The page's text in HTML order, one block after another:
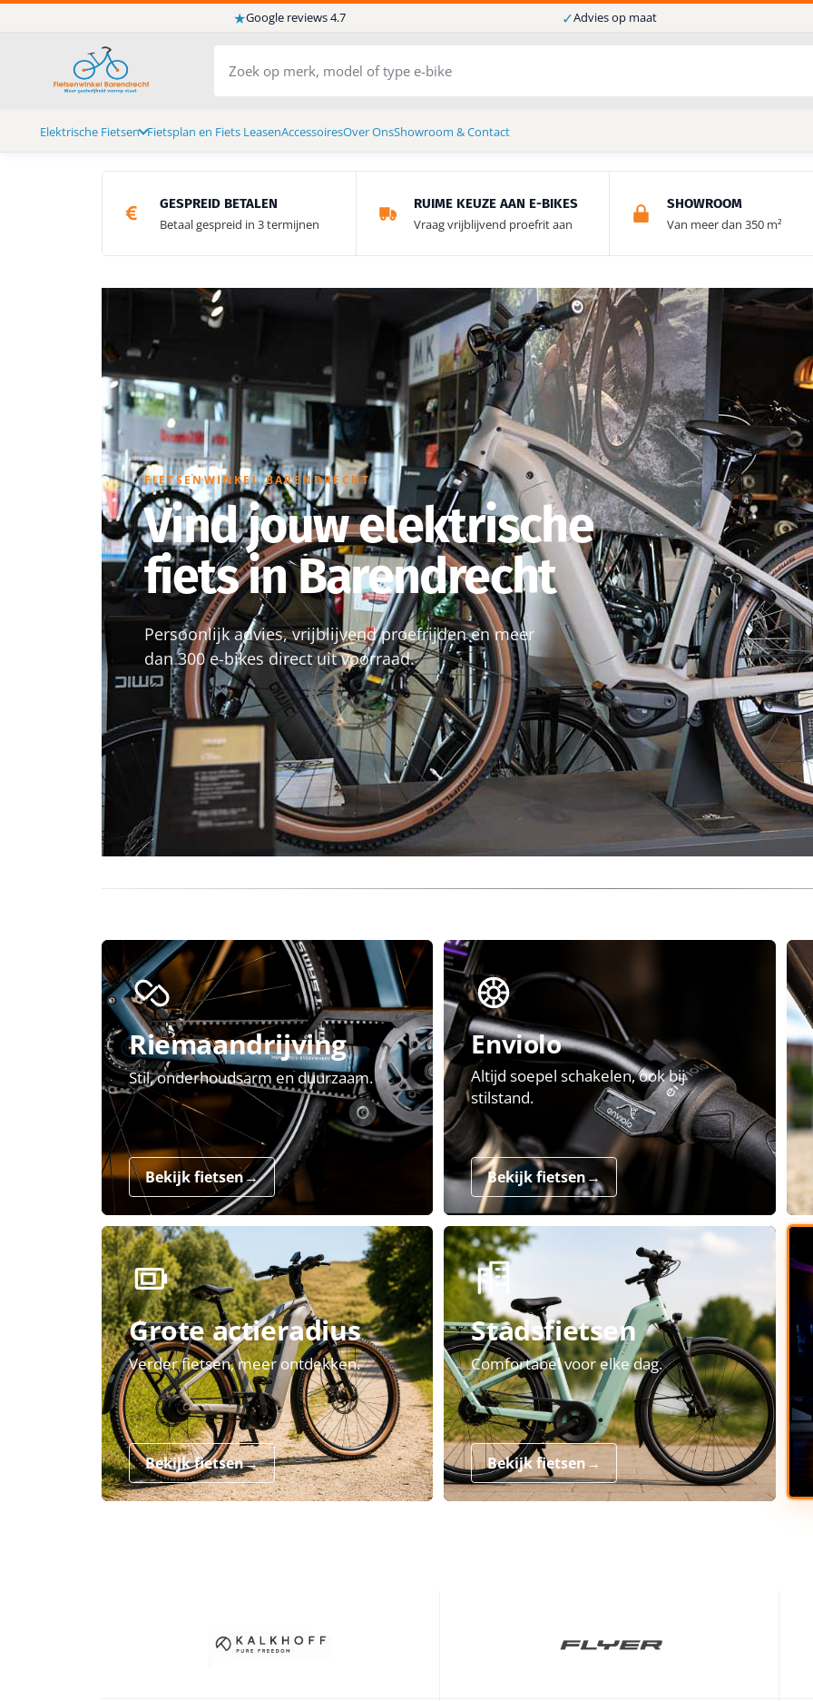
★Google reviews 4.7 ✓Advies op maat
Elektrische Fietsen Fietsplan en Fiets LeasenAccessoiresOver OnsShowroom & Contact
GESPREID BETALEN
Betaal gespreid in 3 termijnen
RUIME KEUZE AAN E-BIKES
Vraag vrijblijvend proefrit aan
SHOWROOM
Van meer dan 350 m²
FIETSENWINKEL BARENDRECHT
Vind jouw elektrische
fiets in Barendrecht
Persoonlijk advies, vrijblijvend proefrijden en meer
dan 300 e-bikes direct uit voorraad.
Riemaandrijving
Stil, onderhoudsarm en duurzaam.
Bekijk fietsen→
Enviolo
Altijd soepel schakelen, ook bij
stilstand.
Bekijk fietsen→
Grote actieradius
Verder fietsen, meer ontdekken.
Bekijk fietsen→
Stadsfietsen
Comfortabel voor elke dag.
Bekijk fietsen→